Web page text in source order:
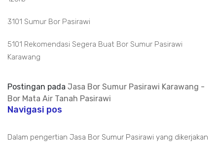
3101 Sumur Bor Pasirawi
5101 Rekomendasi Segera Buat Bor Sumur Pasirawi
Karawang
Postingan pada Jasa Bor Sumur Pasirawi Karawang -
Bor Mata Air Tanah Pasirawi
Navigasi pos
Dalam pengertian Jasa Bor Sumur Pasirawi yang dikerjakan